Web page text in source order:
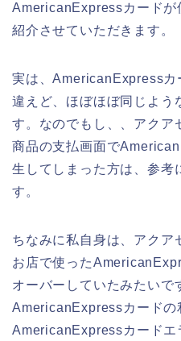
AmericanExpressカードが
紹介させていただきます。
実は、AmericanExpressカ
違えど、ほぼほぼ同じよう
す。なのでもし、、アクア
商品の支払画面で
生してしまった方は、参考
す。
ちなみに私自身は、アクア
お店で使った
オーバーしていたみたいで
AmericanExpressカードの
AmericanExpressカードエ